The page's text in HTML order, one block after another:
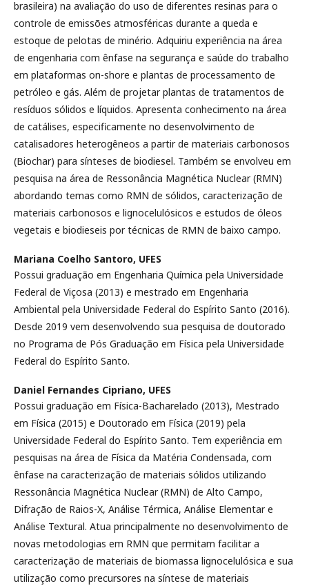
brasileira) na avaliação do uso de diferentes resinas para o
controle de emissões atmosféricas durante a queda e
estoque de pelotas de minério. Adquiriu experiência na área
de engenharia com ênfase na segurança e saúde do trabalho
em plataformas on-shore e plantas de processamento de
petróleo e gás. Além de projetar plantas de tratamentos de
resíduos sólidos e líquidos. Apresenta conhecimento na área
de catálises, especificamente no desenvolvimento de
catalisadores heterogêneos a partir de materiais carbonosos
(Biochar) para sínteses de biodiesel. Também se envolveu em
pesquisa na área de Ressonância Magnética Nuclear (RMN)
abordando temas como RMN de sólidos, caracterização de
materiais carbonosos e lignocelulósicos e estudos de óleos
vegetais e biodieseis por técnicas de RMN de baixo campo.
Mariana Coelho Santoro, UFES
Possui graduação em Engenharia Química pela Universidade
Federal de Viçosa (2013) e mestrado em Engenharia
Ambiental pela Universidade Federal do Espírito Santo (2016).
Desde 2019 vem desenvolvendo sua pesquisa de doutorado
no Programa de Pós Graduação em Física pela Universidade
Federal do Espírito Santo.
Daniel Fernandes Cipriano, UFES
Possui graduação em Física-Bacharelado (2013), Mestrado
em Física (2015) e Doutorado em Física (2019) pela
Universidade Federal do Espírito Santo. Tem experiência em
pesquisas na área de Física da Matéria Condensada, com
ênfase na caracterização de materiais sólidos utilizando
Ressonância Magnética Nuclear (RMN) de Alto Campo,
Difração de Raios-X, Análise Térmica, Análise Elementar e
Análise Textural. Atua principalmente no desenvolvimento de
novas metodologias em RMN que permitam facilitar a
caracterização de materiais de biomassa lignocelulósica e sua
utilização como precursores na síntese de materiais